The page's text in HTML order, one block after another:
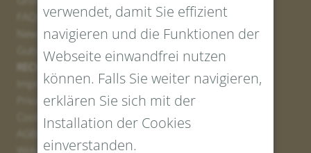
Newsletter Anmelden
Gutschein erstellen
RECHTLICHES UND DATENSCHUTZ
Impressum
Privacy Policy
Cookies
Widerrufsrecht
verwendet, damit Sie effizient
navigieren und die Funktionen der
Webseite einwandfrei nutzen
können. Falls Sie weiter navigieren,
erklären Sie sich mit der
Installation der Cookies
einverstanden.